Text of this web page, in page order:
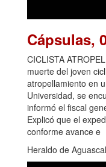
Cápsulas,
CICLISTA
muerte del joven
atropellamiento en
Universidad, se
informó el fiscal
Explicó que el
conforme avance e
Heraldo de